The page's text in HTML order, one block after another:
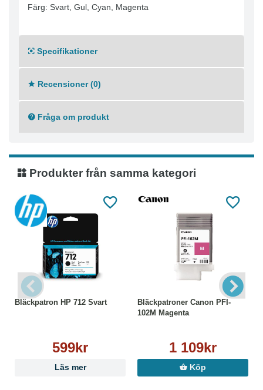
Färg: Svart, Gul, Cyan, Magenta
Specifikationer
Recensioner (0)
Fråga om produkt
Produkter från samma kategori
Bläckpatron HP 712 Svart
599kr
Läs mer
Bläckpatroner Canon PFI-
102M Magenta
1 109kr
Köp